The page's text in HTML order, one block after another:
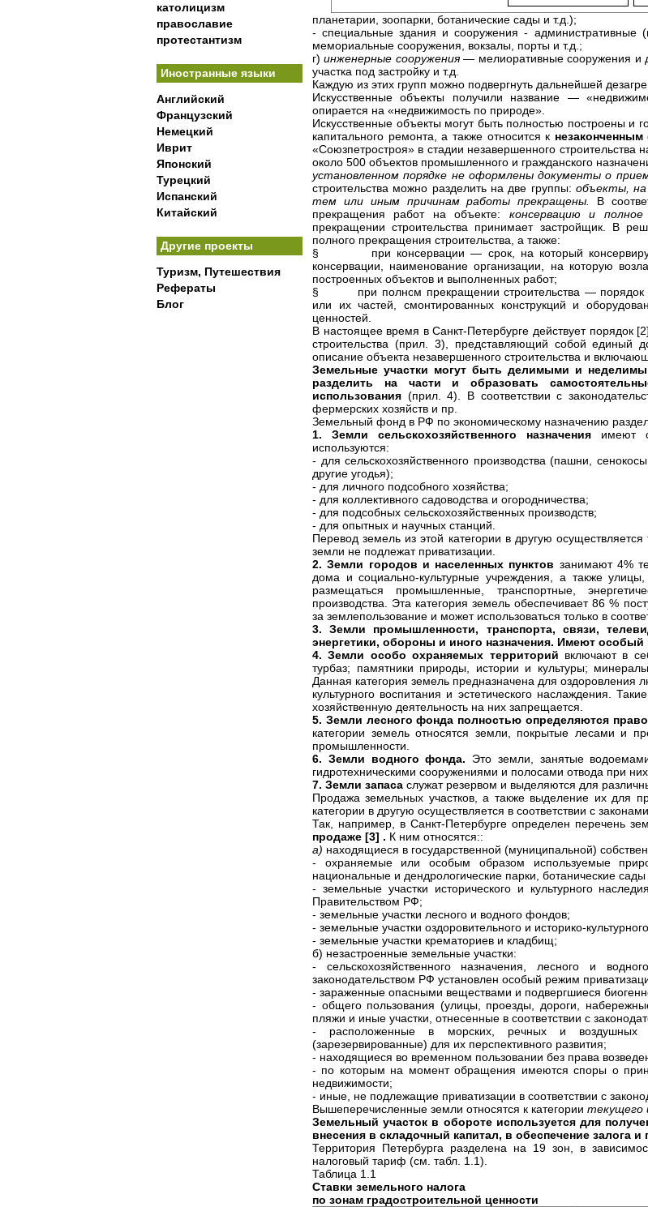
католицизм
православие
протестантизм
Иностранные языки
Английский
Французский
Немецкий
Иврит
Японский
Турецкий
Испанский
Китайский
Другие проекты
Туризм, Путешествия
Рефераты
Блог
планетарии, зоопарки, ботанические сады и т.д.);
- специальные здания и сооружения - административные
мемориальные сооружения, вокзалы, порты и т.д.;
г)инженерные сооружения— мелиоративные сооружения и
участка под застройку и т.д.
Каждую из этих групп можно подвергнуть дальнейшей
Искусственные объекты получили название —
опирается на «недвижимость по природе».
Искусственные объекты могут быть полностью построены и
капитального ремонта, а также относится к
«Союзпетростроя» в стадии незавершенного
около 500 объектов промышленного и гражданского
установленном порядке не оформлены документы о
строительства можно разделить на две группы: объекты,
тем или иным причинам работы прекращены.
В
прекращения работ на объекте: консервацию и
прекращении строительства принимает застройщик. В
полного прекращения строительства, а также:
§ при консервации — срок, на который
консервации, наименование организации, на которую
построенных объектов и выполненных работ;
§ при полном прекращении строительства — порядок
или их частей, смонтированных конструкций и
ценностей.
В настоящее время в Санкт-Петербурге действует порядок
строительства (прил. 3), представляющий собой единый
описание объекта незавершенного строительства и
Земельные участки могут быть делимыми и
разделить на части и образовать
использования (прил. 4). В соответствии с
фермерских хозяйств и пр.
Земельный фонд в РФ по экономическому назначению
1. Земли сельскохозяйственного назначения имеют
используются:
- для сельскохозяйственного производства (пашни,
другие угодья);
- для личного подсобного хозяйства;
- для коллективного садоводства и огородничества;
- для подсобных сельскохозяйственных производств;
- для опытных и научных станций.
Перевод земель из этой категории в другую
земли не подлежат приватизации.
2. Земли городов и населенных пунктов занимают 4%
дома и социально-культурные учреждения, а также
размещаться промышленные, транспортные,
производства. Эта категория земель обеспечивает 86 %
за землепользование и может использоваться только в
3. Земли промышленности, транспорта, связи,
энергетики, обороны и иного назначения. Имеют
4. Земли особо охраняемых территорий включают в
турбаз; памятники природы, истории и культуры;
Данная категория земель предназначена для оздоровления
культурного воспитания и эстетического наслаждения.
хозяйственную деятельность на них запрещается.
5. Земли лесного фонда полностью определяются
категории земель относятся земли, покрытые лесами и
промышленности.
6. Земли водного фонда. Это земли, занятые
гидротехническими сооружениями и полосами отвода при них.
7. Земли запаса служат резервом и выделяются для
Продажа земельных участков, а также выделение их для
категории в другую осуществляется в соответствии с
Так, например, в Санкт-Петербурге определен перечень
продаже [3] . К ним относятся::
а) находящиеся в государственной (муниципальной)
- охраняемые или особым образом используемые
национальные и дендрологические парки, ботанические
- земельные участки исторического и культурного
Правительством РФ;
- земельные участки лесного и водного фондов;
- земельные участки оздоровительного и историко-
- земельные участки крематориев и кладбищ;
б) незастроенные земельные участки:
- сельскохозяйственного назначения, лесного и
законодательством РФ установлен особый режим
- зараженные опасными веществами и подвергшиеся
- общего пользования (улицы, проезды, дороги,
пляжи и иные участки, отнесенные в соответствии с
- расположенные в морских, речных и воздушных
(зарезервированные) для их перспективного развития;
- находящиеся во временном пользовании без права
- по которым на момент обращения имеются споры о
недвижимости;
- иные, не подлежащие приватизации в соответствии с
Вышеперечисленные земли относятся к категории текущего
Земельный участок в обороте используется для
внесения в складочный капитал, в обеспечение залога и
Территория Петербурга разделена на 19 зон, в
налоговый тариф (см. табл. 1.1).
Таблица 1.1
Ставки земельного налога
по зонам градостроительной ценности